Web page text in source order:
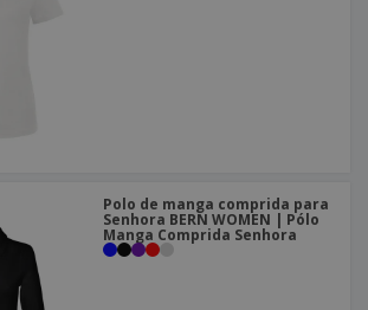
Polo de manga comprida para
Senhora BERN WOMEN | Pólo
Manga Comprida Senhora